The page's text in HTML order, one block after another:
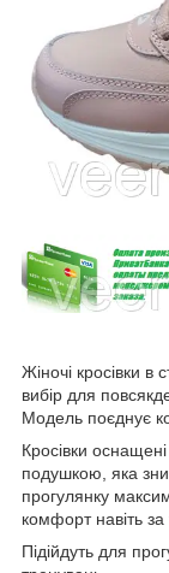
Жіночі кросівки в
вибір для
Модель поєднує
Кросівки
подушкою, яка
прогулянку
комфорт навіть
Підійдуть для